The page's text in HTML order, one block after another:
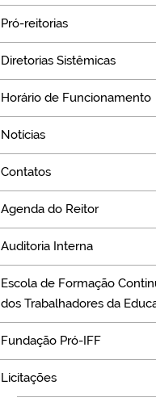
Pró-reitorias
Diretorias Sistêmicas
Horário de Funcionamento
Notícias
Contatos
Agenda do Reitor
Auditoria Interna
Escola de Formação
dos Trabalhadores da
Fundação Pró-IFF
Licitações